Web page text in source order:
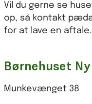
Vil du gerne se
op, så kontakt
for at lave en aftale.
Børnehuset
Munkevænget 38